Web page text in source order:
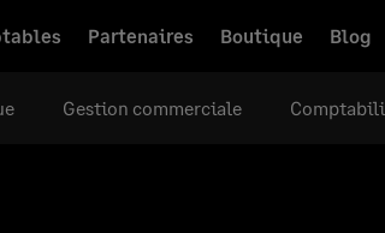
Partenaires Boutique Blog
Gestion commerciale